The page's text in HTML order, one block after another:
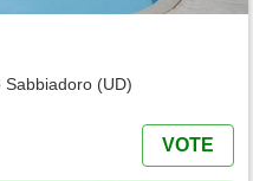
(UD)
VOTE